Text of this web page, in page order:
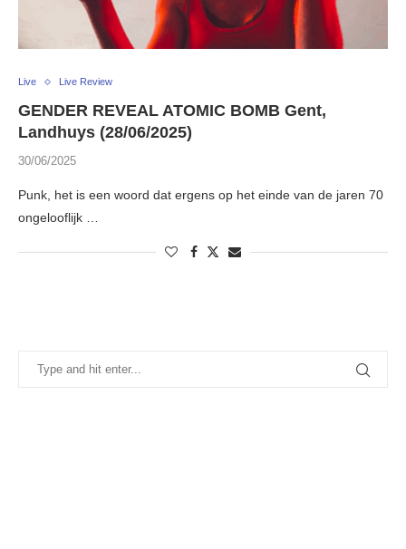
Live Live Review
GENDER REVEAL ATOMIC BOMB Gent,
Landhuys (28/06/2025)
30/06/2025
Punk, het is een woord dat ergens op het einde van de jaren 70
ongelooflijk …